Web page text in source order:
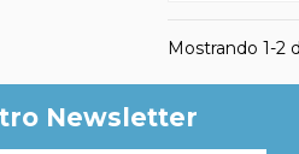
Mostrando 1-2
Newsletter